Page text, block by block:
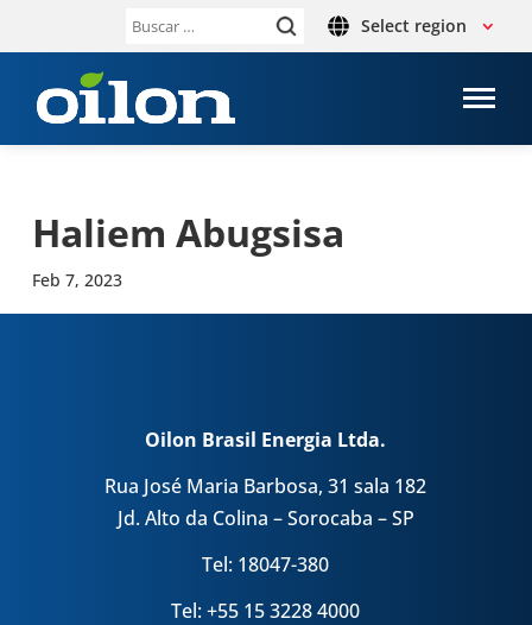
Buscar: Select region
Haliem Abug­sisa
Feb 7, 2023
Oilon Brasil Energia Ltda.
Rua José Maria Barbosa, 31 sala 182
Jd. Alto da Colina – Sorocaba – SP
Tel: 18047-380
Tel: +55 15 3228 4000